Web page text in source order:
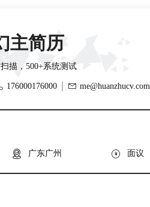
主简历
描，500+系统测试
176000176000  me@huanzhucv.com
 广东广州  面议